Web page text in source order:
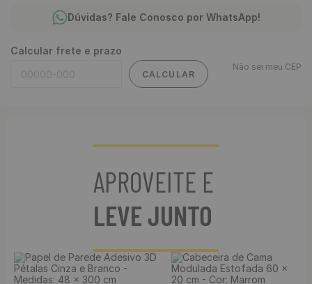
Dúvidas? Fale Conosco por WhatsApp!
Calcular frete e prazo
CALCULAR
Não sei meu CEP
APROVEITE E
LEVE JUNTO